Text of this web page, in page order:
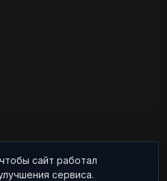
права защищены.
сайт работал
сервиса.